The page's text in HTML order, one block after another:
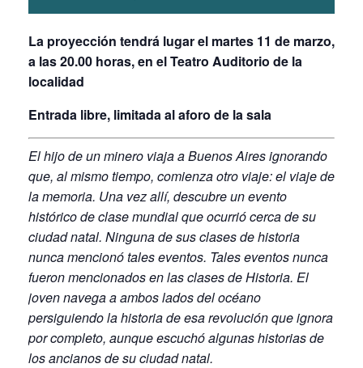
La proyección tendrá lugar el martes 11 de marzo,
a las 20.00 horas, en el Teatro Auditorio de la
localidad
Entrada libre, limitada al aforo de la sala
El hijo de un minero viaja a Buenos Aires ignorando
que, al mismo tiempo, comienza otro viaje: el viaje de
la memoria. Una vez allí, descubre un evento
histórico de clase mundial que ocurrió cerca de su
ciudad natal. Ninguna de sus clases de historia
nunca mencionó tales eventos. Tales eventos nunca
fueron mencionados en las clases de Historia. El
joven navega a ambos lados del océano
persiguiendo la historia de esa revolución que ignora
por completo, aunque escuchó algunas historias de
los ancianos de su ciudad natal.